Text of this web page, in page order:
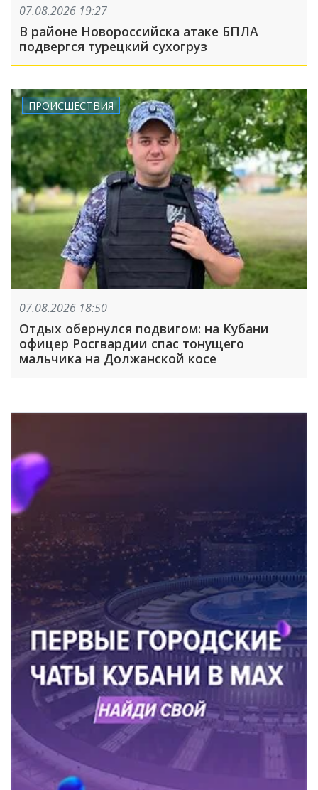
07.08.2026 19:27
В районе Новороссийска атаке БПЛА
подвергся турецкий сухогруз
ПРОИСШЕСТВИЯ
07.08.2026 18:50
Отдых обернулся подвигом: на Кубани
офицер Росгвардии спас тонущего
мальчика на Должанской косе